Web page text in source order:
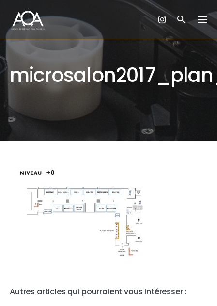
content
Autres articles qui pourraient vous intéresser :